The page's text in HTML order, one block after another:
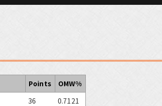
Points
OMW%
36
0.7121